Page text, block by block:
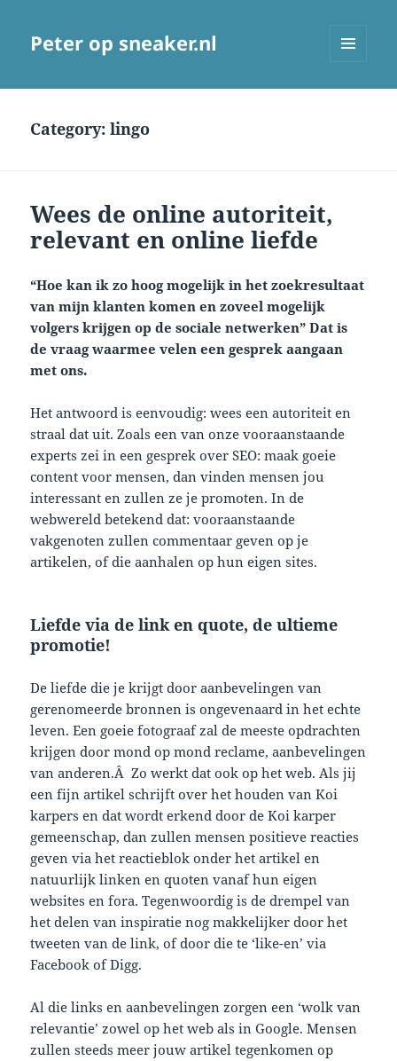
Peter op sneaker.nl
Category:lingo
Wees de online autoriteit,
relevant en online liefde
“Hoe kan ik zo hoog mogelijk in het zoekresultaat
van mijn klanten komen en zoveel mogelijk
volgers krijgen op de sociale netwerken” Dat is
de vraag waarmee velen een gesprek aangaan
met ons.
Het antwoord is eenvoudig: wees een autoriteit en
straal dat uit. Zoals een van onze vooraanstaande
experts zei in een gesprek over SEO: maak goeie
content voor mensen, dan vinden mensen jou
interessant en zullen ze je promoten. In de
webwereld betekend dat: vooraanstaande
vakgenoten zullen commentaar geven op je
artikelen, of die aanhalen op hun eigen sites.
Liefde via de link en quote, de ultieme
promotie!
De liefde die je krijgt door aanbevelingen van
gerenomeerde bronnen is ongevenaard in het echte
leven. Een goeie fotograaf zal de meeste opdrachten
krijgen door mond op mond reclame, aanbevelingen
van anderen.Â Zo werkt dat ook op het web. Als jij
een fijn artikel schrijft over het houden van Koi
karpers en dat wordt erkend door de Koi karper
gemeenschap, dan zullen mensen positieve reacties
geven via het reactieblok onder het artikel en
natuurlijk linken en quoten vanaf hun eigen
websites en fora. Tegenwoordig is de drempel van
het delen van inspiratie nog makkelijker door het
tweeten van de link, of door die te ‘like-en’ via
Facebook of Digg.
Al die links en aanbevelingen zorgen een ‘wolk van
relevantie’ zowel op het web als in Google. Mensen
zullen steeds meer jouw artikel tegenkomen op